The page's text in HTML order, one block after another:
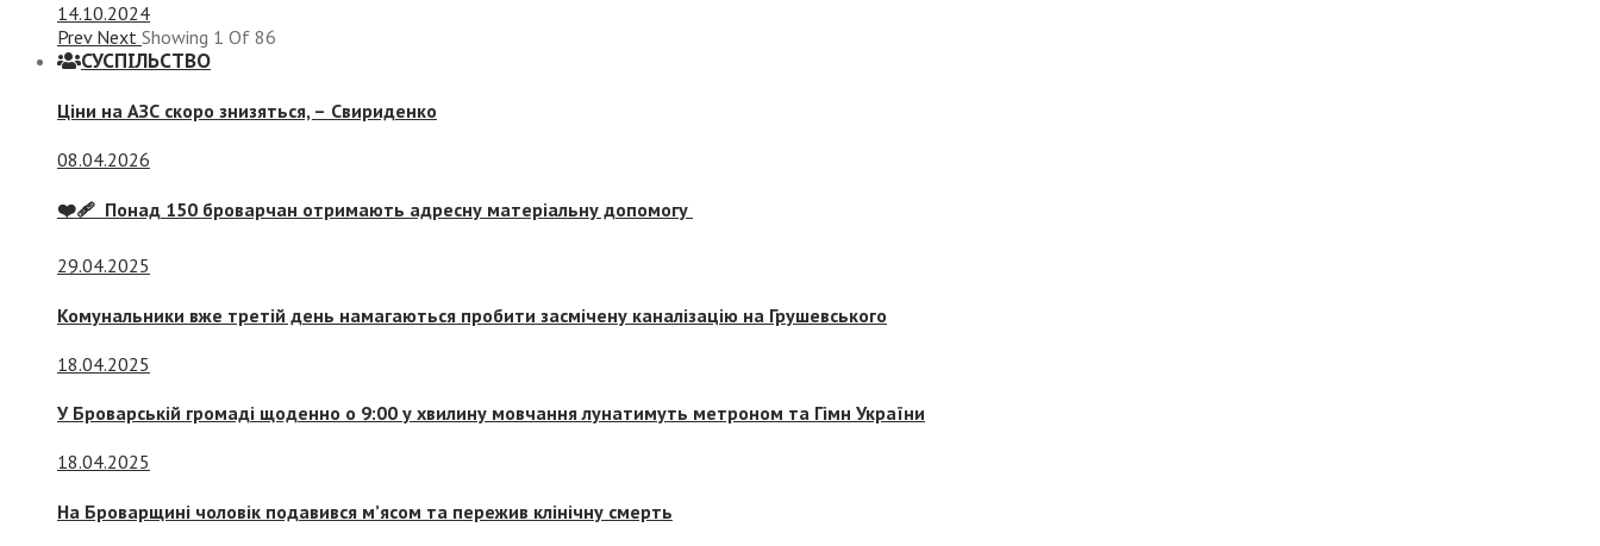
14.10.2024
Prev Next Showing 1 Of 86
СУСПIЛЬСТВО
Ціни на АЗС скоро знизяться, – Свириденко
08.04.2026
❤️‍🩹 Понад 150 броварчан отримають адресну матеріальну допомогу
29.04.2025
Комунальники вже третій день намагаються пробити засмічену каналізацію на Грушевського
18.04.2025
У Броварській громаді щоденно о 9:00 у хвилину мовчання лунатимуть метроном та Гімн України
18.04.2025
На Броварщині чоловік подавився м’ясом та пережив клінічну смерть